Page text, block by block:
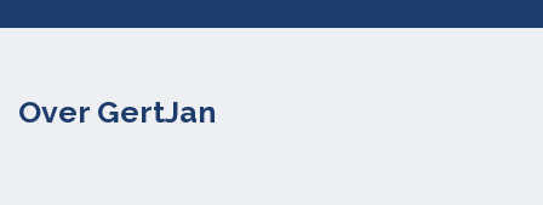
Over GertJan